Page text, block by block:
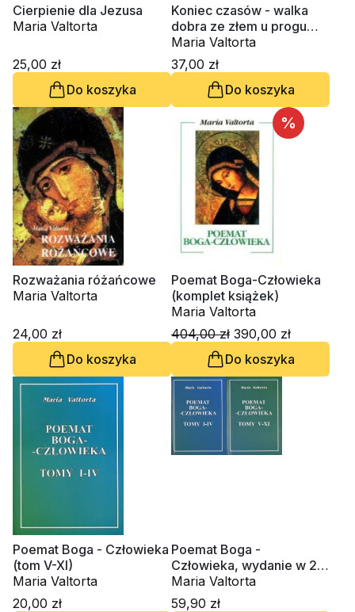
Cierpienie dla Jezusa
Maria Valtorta
25,00 zł
Do koszyka
Koniec czasów - walka
dobra ze złem u progu
wiosny Kościoła
Maria Valtorta
37,00 zł
Do koszyka
Rozważania różańcowe
Maria Valtorta
24,00 zł
Do koszyka
%
Poemat Boga-Człowieka
(komplet książek)
Maria Valtorta
404,00 zł 390,00 zł
Do koszyka
Poemat Boga - Człowieka
(tom V-XI)
Maria Valtorta
20,00 zł
Poemat Boga -
Człowieka, wydanie w 2
tomach
Maria Valtorta
59,90 zł